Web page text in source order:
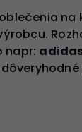
na
napr: